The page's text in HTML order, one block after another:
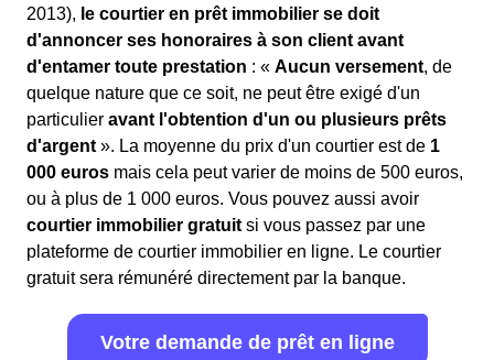
2013), le courtier en prêt immobilier se doit
d'annoncer ses honoraires à son client avant
d'entamer toute prestation : « Aucun versement, de
quelque nature que ce soit, ne peut être exigé d'un
particulier avant l'obtention d'un ou plusieurs prêts
d'argent ». La moyenne du prix d'un courtier est de 1
000 euros mais cela peut varier de moins de 500 euros,
ou à plus de 1 000 euros. Vous pouvez aussi avoir
courtier immobilier gratuit si vous passez par une
plateforme de courtier immobilier en ligne. Le courtier
gratuit sera rémunéré directement par la banque.
Votre demande de prêt en ligne